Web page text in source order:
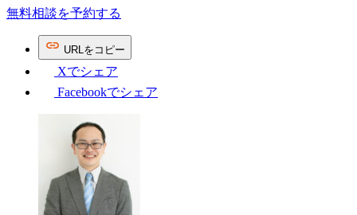
無料相談を予約する
URLを コピー
Xでシェア
Facebookでシェア